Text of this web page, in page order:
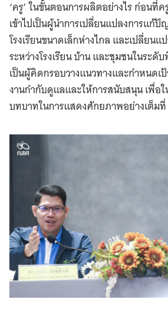
‘ครู’ ในขั้นตอนการผลิตอย่างไร ก่อนที่
เข้าไปเป็นผู้นำการเปลี่ยนแปลงการแก้
โรงเรียนขนาดเล็กห่างไกล และเปลี่ยน
ระหว่างโรงเรียน บ้าน และชุมชนในระดั
เป็นผู้คิดกรอบวางแนวทางและกำหนดเ
งานกำกับดูแลและให้การสนับสนุน เพื่อใ
บทบาทในการแสดงศักยภาพอย่างเต็มที่